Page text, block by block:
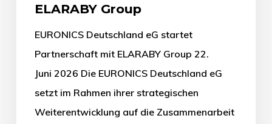
ELARABY Group
EURONICS Deutschland eG startet
Partnerschaft mit ELARABY Group 22.
Juni 2026 Die EURONICS Deutschland eG
setzt im Rahmen ihrer strategischen
Weiterentwicklung auf die Zusammenarbeit